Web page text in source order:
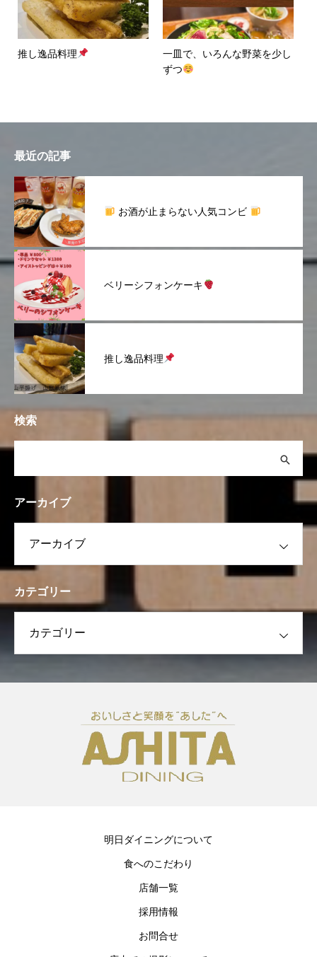
推し逸品料理
一皿で、いろんな野菜を少し
ずつ
最近の記事
お酒が止まらない人気コンビ
ベリーシフォンケーキ
推し逸品料理
検索
アーカイブ
カテゴリー
明日ダイニングについて
食へのこだわり
店舗一覧
採用情報
お問合せ